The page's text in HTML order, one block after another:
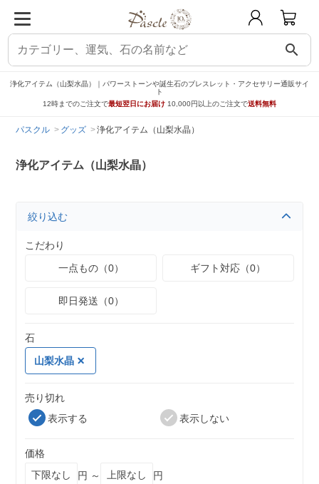
search
浄化アイテム（山梨水晶）｜パワーストーンや誕生石のブレスレット・アクセサリー通販サイ
ト
12時までのご注文で最短翌日にお届け 10,000円以上のご注文で送料無料
パスクル グッズ 浄化アイテム（山梨水晶）
浄化アイテム（山梨水晶）
絞り込む
こだわり
一点もの（0）
ギフト対応（0）
即日発送（0）
石
山梨水晶
売り切れ
表示する
表示しない
価格
円 ～
円